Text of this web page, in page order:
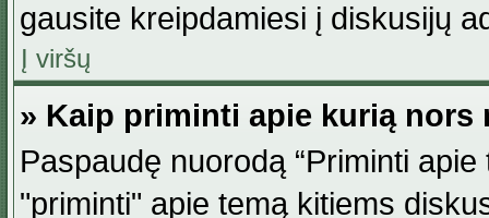
gausite kreipdamiesi į diskusijų
Į viršų
» Kaip priminti apie kurią nors
Paspaudę nuorodą “Priminti
"priminti" apie temą kitiems